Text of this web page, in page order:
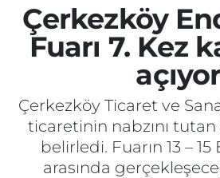
Çerkezköy
Fuarı 7. Kez
Çerkezköy Ticaret ve
ticaretinin nabzını tutan
belirledi. Fuarın 13 –
arasında
Kültür&Sanat
SAĞLIK
Spor
Süper Lig Puan Durumu
Tüm Manşetler
Son Dakika Haberleri
Haber Arşivi